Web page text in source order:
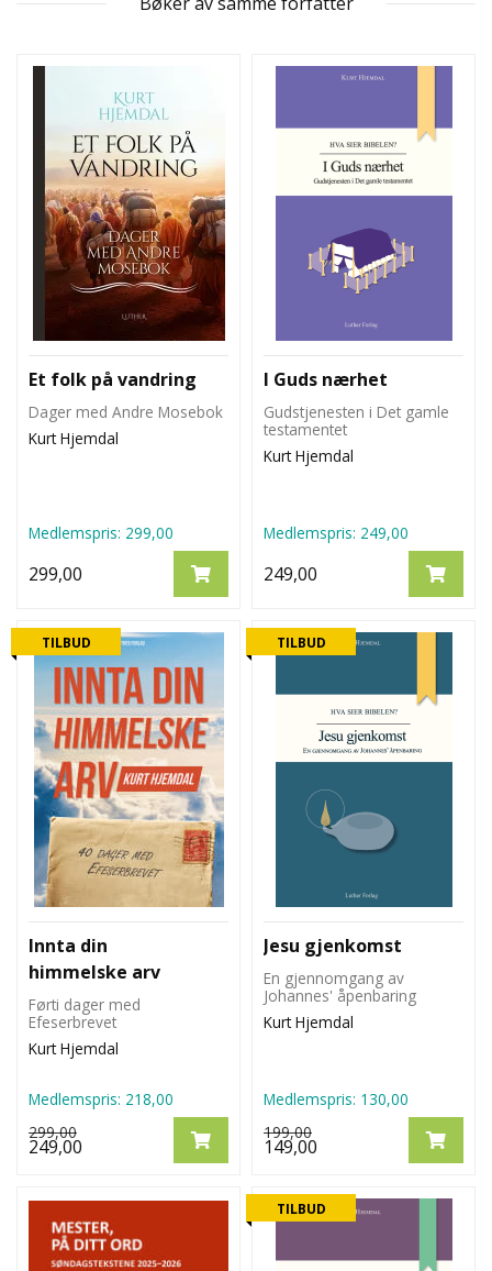
Et folk på vandring
Dager med Andre Mosebok
Kurt Hjemdal
Medlemspris: 299,00
299,00
I Guds nærhet
Gudstjenesten i Det gamle
testamentet
Kurt Hjemdal
Medlemspris: 249,00
249,00
TILBUD
Innta din
himmelske arv
Førti dager med
Efeserbrevet
Kurt Hjemdal
Medlemspris: 218,00
299,00
249,00
TILBUD
Jesu gjenkomst
En gjennomgang av
Johannes' åpenbaring
Kurt Hjemdal
Medlemspris: 130,00
199,00
149,00
TILBUD
L